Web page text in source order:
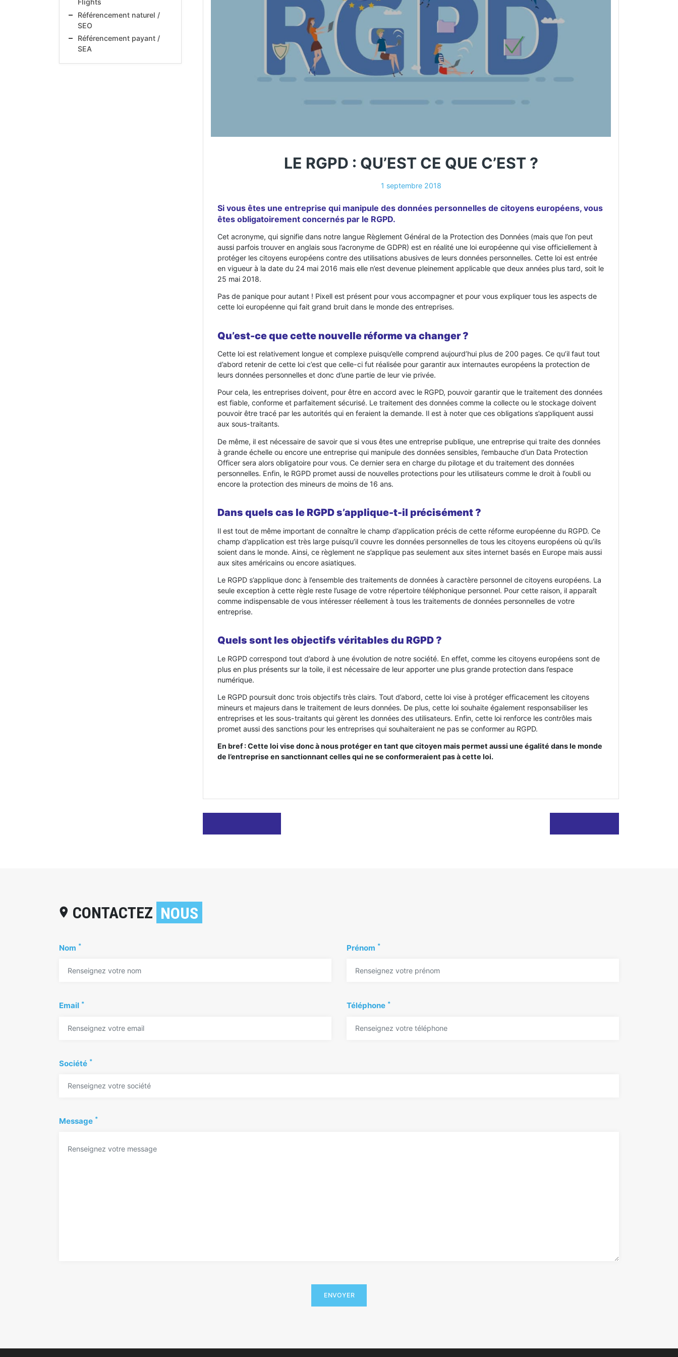
Flights
Référencement naturel /
SEO
Référencement payant /
SEA
LE RGPD : QU’EST CE QUE C’EST ?
1 septembre 2018
Si vous êtes une entreprise qui manipule des données personnelles de citoyens européens, vous
êtes obligatoirement concernés par le RGPD.
Cet acronyme, qui signifie dans notre langue Règlement Général de la Protection des Données (mais que l’on peut
aussi parfois trouver en anglais sous l’acronyme de GDPR) est en réalité une loi européenne qui vise officiellement à
protéger les citoyens européens contre des utilisations abusives de leurs données personnelles. Cette loi est entrée
en vigueur à la date du 24 mai 2016 mais elle n’est devenue pleinement applicable que deux années plus tard, soit le
25 mai 2018.
Pas de panique pour autant ! Pixell est présent pour vous accompagner et pour vous expliquer tous les aspects de
cette loi européenne qui fait grand bruit dans le monde des entreprises.
Qu’est-ce que cette nouvelle réforme va changer ?
Cette loi est relativement longue et complexe puisqu’elle comprend aujourd’hui plus de 200 pages. Ce qu’il faut tout
d’abord retenir de cette loi c’est que celle-ci fut réalisée pour garantir aux internautes européens la protection de
leurs données personnelles et donc d’une partie de leur vie privée.
Pour cela, les entreprises doivent, pour être en accord avec le RGPD, pouvoir garantir que le traitement des données
est fiable, conforme et parfaitement sécurisé. Le traitement des données comme la collecte ou le stockage doivent
pouvoir être tracé par les autorités qui en feraient la demande. Il est à noter que ces obligations s’appliquent aussi
aux sous-traitants.
De même, il est nécessaire de savoir que si vous êtes une entreprise publique, une entreprise qui traite des données
à grande échelle ou encore une entreprise qui manipule des données sensibles, l’embauche d’un Data Protection
Officer sera alors obligatoire pour vous. Ce dernier sera en charge du pilotage et du traitement des données
personnelles. Enfin, le RGPD promet aussi de nouvelles protections pour les utilisateurs comme le droit à l’oubli ou
encore la protection des mineurs de moins de 16 ans.
Dans quels cas le RGPD s’applique-t-il précisément ?
Il est tout de même important de connaître le champ d’application précis de cette réforme européenne du RGPD. Ce
champ d’application est très large puisqu’il couvre les données personnelles de tous les citoyens européens où qu’ils
soient dans le monde. Ainsi, ce règlement ne s’applique pas seulement aux sites internet basés en Europe mais aussi
aux sites américains ou encore asiatiques.
Le RGPD s’applique donc à l’ensemble des traitements de données à caractère personnel de citoyens européens. La
seule exception à cette règle reste l’usage de votre répertoire téléphonique personnel. Pour cette raison, il apparaît
comme indispensable de vous intéresser réellement à tous les traitements de données personnelles de votre
entreprise.
Quels sont les objectifs véritables du RGPD ?
Le RGPD correspond tout d’abord à une évolution de notre société. En effet, comme les citoyens européens sont de
plus en plus présents sur la toile, il est nécessaire de leur apporter une plus grande protection dans l’espace
numérique.
Le RGPD poursuit donc trois objectifs très clairs. Tout d’abord, cette loi vise à protéger efficacement les citoyens
mineurs et majeurs dans le traitement de leurs données. De plus, cette loi souhaite également responsabiliser les
entreprises et les sous-traitants qui gèrent les données des utilisateurs. Enfin, cette loi renforce les contrôles mais
promet aussi des sanctions pour les entreprises qui souhaiteraient ne pas se conformer au RGPD.
En bref : Cette loi vise donc à nous protéger en tant que citoyen mais permet aussi une égalité dans le monde
de l’entreprise en sanctionnant celles qui ne se conformeraient pas à cette loi.
location_on CONTACTEZ NOUS
Nom * Prénom *
Email * Téléphone *
Société *
Message *